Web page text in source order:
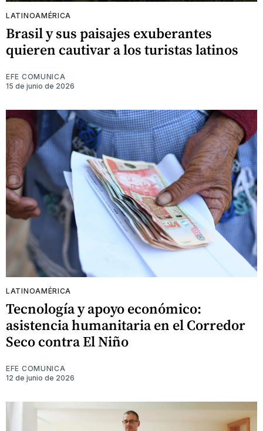
LATINOAMÉRICA
Brasil y sus paisajes exuberantes
quieren cautivar a los turistas latinos
EFE COMUNICA
15 de junio de 2026
LATINOAMÉRICA
Tecnología y apoyo económico:
asistencia humanitaria en el Corredor
Seco contra El Niño
EFE COMUNICA
12 de junio de 2026